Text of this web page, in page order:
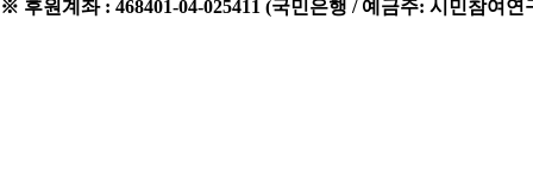
※ 후원계좌 : 468401-04-025411 (국민은행 / 예금주: 시민참여연